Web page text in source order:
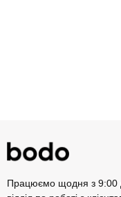
Працюємо щодня з 9:00